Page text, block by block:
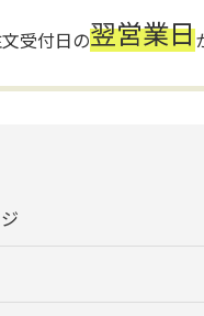
受付日の翌営業日